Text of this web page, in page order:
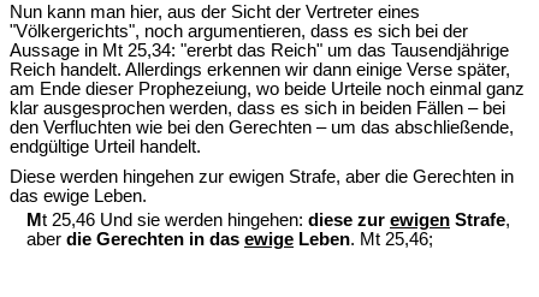
Nun kann man hier, aus der Sicht der Vertreter eines
"Völkergerichts", noch argumentieren, dass es sich bei der
Aussage in Mt 25,34: "ererbt das Reich" um das Tausendjährige
Reich handelt. Allerdings erkennen wir dann einige Verse später,
am Ende dieser Prophezeiung, wo beide Urteile noch einmal ganz
klar ausgesprochen werden, dass es sich in beiden Fällen – bei
den Verfluchten wie bei den Gerechten – um das abschließende,
endgültige Urteil handelt.
Diese werden hingehen zur ewigen Strafe, aber die Gerechten in
das ewige Leben.
Mt 25,46 Und sie werden hingehen: diese zur ewigen Strafe,
aber die Gerechten in das ewige Leben. Mt 25,46;